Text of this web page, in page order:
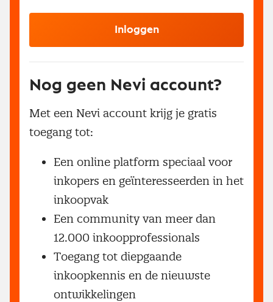
Inloggen
Nog geen Nevi account?
Met een Nevi account krijg je gratis
toegang tot:
Een online platform speciaal voor
inkopers en geïnteresseerden in het
inkoopvak
Een community van meer dan
12.000 inkoopprofessionals
Toegang tot diepgaande
inkoopkennis en de nieuwste
ontwikkelingen